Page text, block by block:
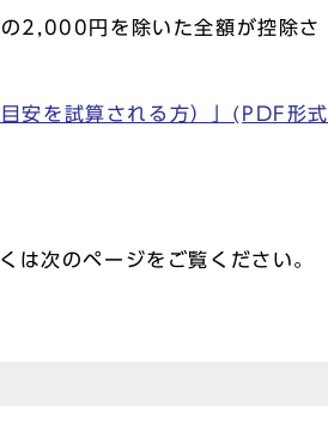
2,000円を除いた全額が控除さ
安を試算される方）」(PDF形式,
は次のページをご覧ください。